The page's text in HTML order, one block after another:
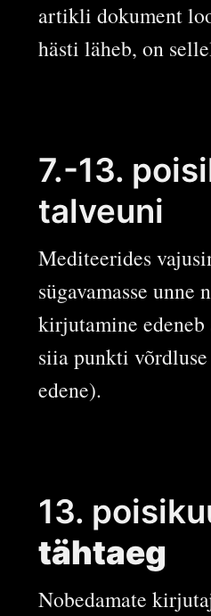
artikli dokument
hästi läheb, on
7.-13.
talveuni
Mediteerides
sügavamasse
kirjutamine edeneb
siia punkti
edene).
13.
tähtaeg
Nobedamate